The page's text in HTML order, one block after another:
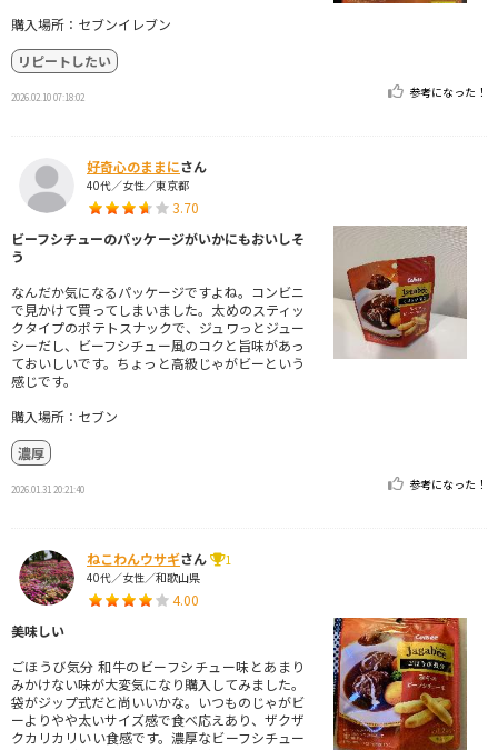
購入場所：セブンイレブン
リピートしたい
2026.02.10 07:18:02 参考になった！
好奇心のままにさん
40代／女性／東京都
3.70
ビーフシチューのパッケージがいかにもおいしそ
う
なんだか気になるパッケージですよね。コンビニ
で見かけて買ってしまいました。太めのスティッ
クタイプのポテトスナックで、ジュワっとジュー
シーだし、ビーフシチュー風のコクと旨味があっ
ておいしいです。ちょっと高級じゃがビーという
感じです。
購入場所：セブン
濃厚
2026.01.31 20:21:40 参考になった！
ねこわんウサギさん
1
40代／女性／和歌山県
4.00
美味しい
ごほうび気分 和牛のビーフシチュー味とあまり
みかけない味が大変気になり購入してみました。
袋がジップ式だと尚いいかな。いつものじゃがビ
ーよりやや太いサイズ感で食べ応えあり、ザクザ
クカリカリいい食感です。濃厚なビーフシチュー